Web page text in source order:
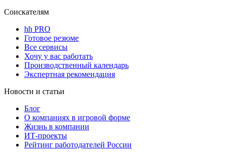
Соискателям
hh PRO
Готовое резюме
Все сервисы
Хочу у вас работать
Производственный календарь
Экспертная рекомендация
Новости и статьи
Блог
О компаниях в игровой форме
Жизнь в компании
ИТ-проекты
Рейтинг работодателей России